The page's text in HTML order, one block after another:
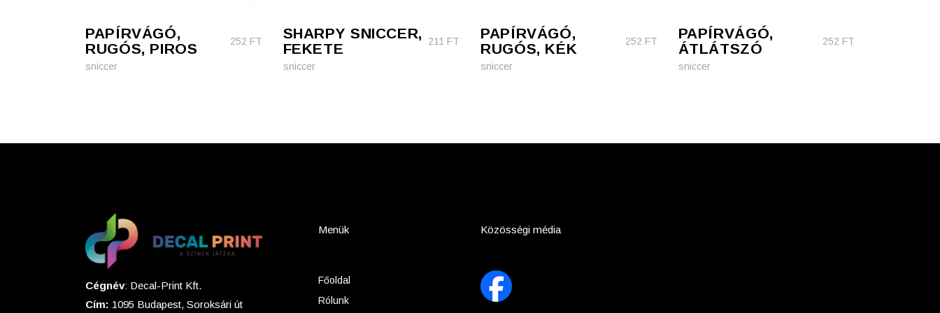
PAPÍRVÁGÓ,
RUGÓS, PIROS
252 FT
sniccer
SHARPY SNICCER,
FEKETE
211 FT
sniccer
PAPÍRVÁGÓ,
RUGÓS, KÉK
252 FT
sniccer
PAPÍRVÁGÓ,
ÁTLÁTSZÓ
252 FT
sniccer
Cégnév: Decal-Print Kft.
Cím: 1095 Budapest, Soroksári út
Menük
Főoldal
Rólunk
Közösségi média